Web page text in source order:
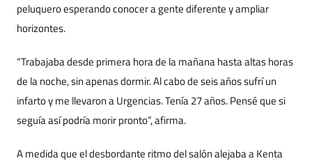
peluquero esperando conocer a gente diferente y ampliar
horizontes.
“Trabajaba desde primera hora de la mañana hasta altas horas
de la noche, sin apenas dormir. Al cabo de seis años sufrí un
infarto y me llevaron a Urgencias. Tenía 27 años. Pensé que si
seguía así podría morir pronto”, afirma.
A medida que el desbordante ritmo del salón alejaba a Kenta